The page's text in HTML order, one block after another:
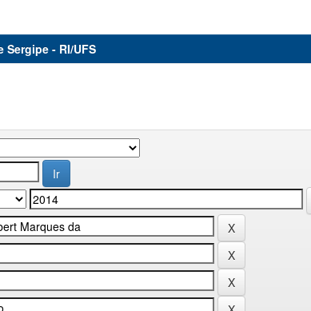
- RI/UFS